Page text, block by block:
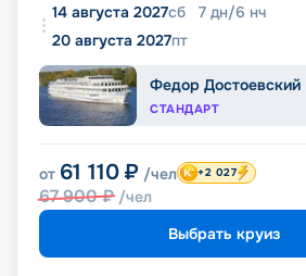
14 августа 2027сб 7 дн/6 нч
20 августа 2027пт
Федор Достоевский
СТАНДАРТ
от 61 110 ₽ /чел
67 900₽ /чел
+2 027
Выбрать круиз